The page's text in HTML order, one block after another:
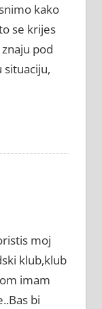
kako
se krijes
pod
situaciju,
moj
klub,klub
imam
bi